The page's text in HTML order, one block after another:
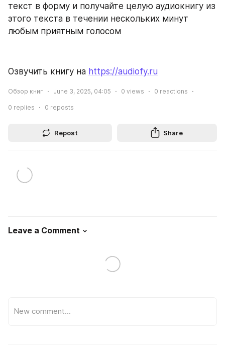
текст в форму и получайте целую аудиокнигу из
этого текста в течении нескольких минут
любым приятным голосом
Озвучить книгу на https://audiofy.ru
Обзор книг June 3, 2025, 04:05 0 views 0 reactions
0 replies 0 reposts
Repost Share
Leave a Comment